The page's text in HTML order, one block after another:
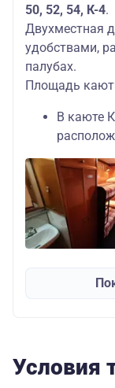
50, 52, 54, К-4.
Двухместная
удобствами,
палубах.
Площадь
В каюте
Условия